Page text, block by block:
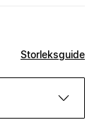
Storleksguide